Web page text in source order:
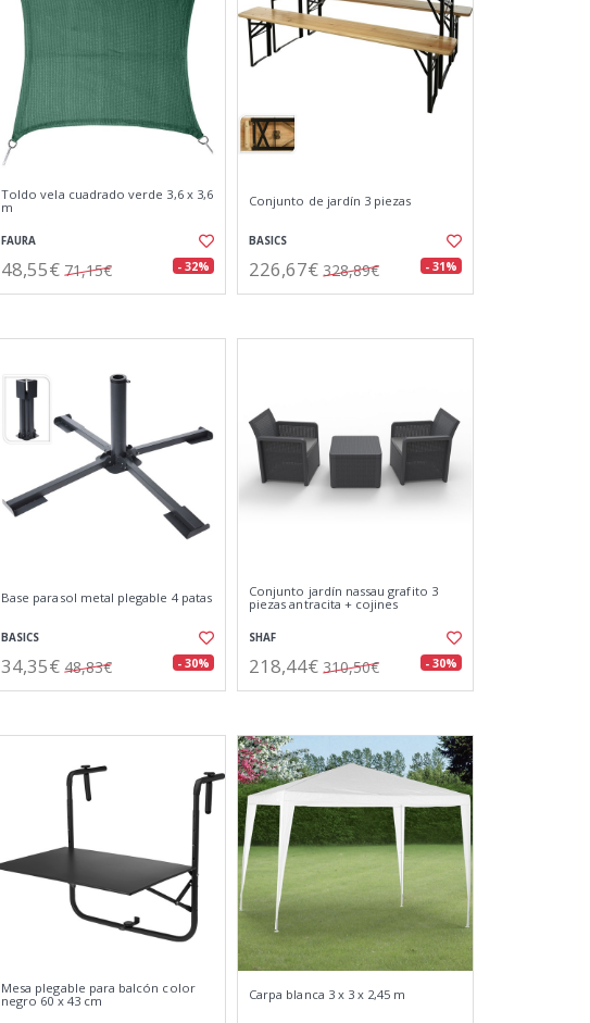
Toldo vela cuadrado verde 3,6 x 3,6
m
FAURA
48,55€ 71,15€ - 32%
Conjunto de jardín 3 piezas
BASICS
226,67€ 328,89€ - 31%
Base parasol metal plegable 4 patas
BASICS
34,35€ 48,83€ - 30%
Conjunto jardín nassau grafito 3
piezas antracita + cojines
SHAF
218,44€ 310,50€ - 30%
Mesa plegable para balcón color
negro 60 x 43 cm
Carpa blanca 3 x 3 x 2,45 m